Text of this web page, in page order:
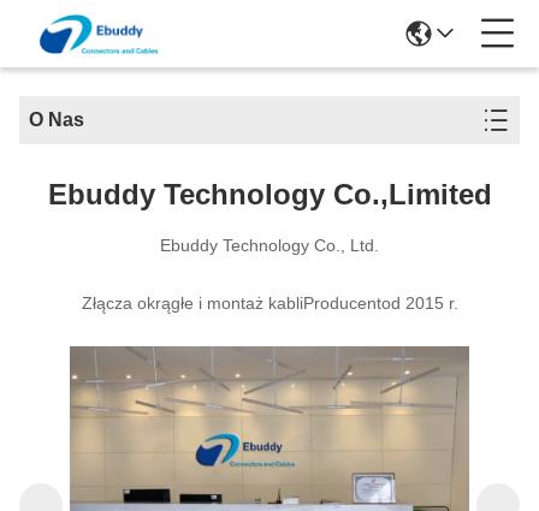
O Nas
Ebuddy Technology Co.,Limited
Ebuddy Technology Co., Ltd.
Złącza okrągłe i montaż kabliProducentod 2015 r.